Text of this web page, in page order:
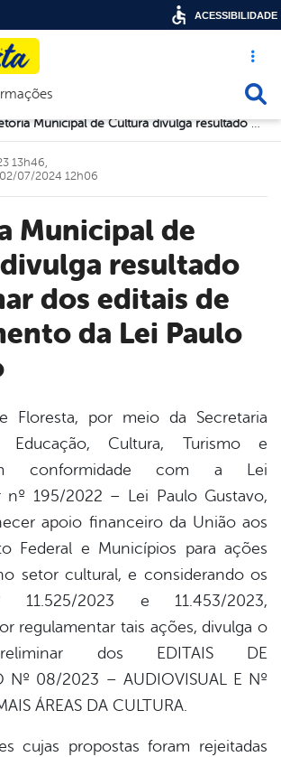
Acesso
de navegação
Diretoria Municipal de Cultura divulga resultado preliminar dos editais de chamamento da Lei Paulo Gustavo
resultado
dos editais de
da Lei Paulo
13h46,
07/2024 12h06
Floresta, por meio da Secretaria
Educação, Cultura, Turismo e
conformidade com a Lei
nº 195/2022 – Lei Paulo Gustavo,
apoio financeiro da União aos
Federal e Municípios para ações
setor cultural, e considerando os
11.525/2023 e 11.453/2023,
regulamentar tais ações, divulga o
dos EDITAIS DE
Nº 08/2023 – AUDIOVISUAL E Nº
ÁREAS DA CULTURA.
cujas propostas foram rejeitadas
ACESSIBILIDADE